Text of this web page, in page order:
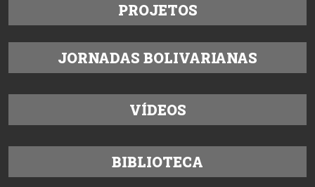
PROJETOS
JORNADAS BOLIVARIANAS
VÍDEOS
BIBLIOTECA